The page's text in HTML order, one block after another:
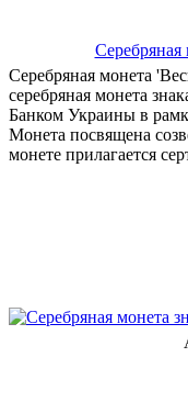
Серебряная
Серебряная монета
серебряная монета
Банком Украины в
Монета посвящена
монете прилагается